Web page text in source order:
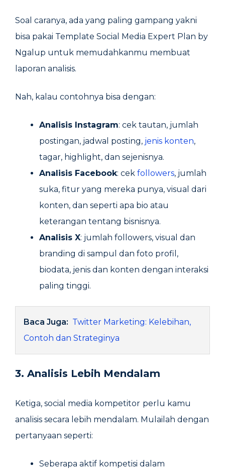
Soal caranya, ada yang paling gampang yakni
bisa pakai Template Social Media Expert Plan by
Ngalup untuk memudahkanmu membuat
laporan analisis.
Nah, kalau contohnya bisa dengan:
Analisis Instagram: cek tautan, jumlah
postingan, jadwal posting, jenis konten,
tagar, highlight, dan sejenisnya.
Analisis Facebook: cek followers, jumlah
suka, fitur yang mereka punya, visual dari
konten, dan seperti apa bio atau
keterangan tentang bisnisnya.
Analisis X: jumlah followers, visual dan
branding di sampul dan foto profil,
biodata, jenis dan konten dengan interaksi
paling tinggi.
Baca Juga: Twitter Marketing: Kelebihan,
Contoh dan Strateginya
3. Analisis Lebih Mendalam
Ketiga, social media kompetitor perlu kamu
analisis secara lebih mendalam. Mulailah dengan
pertanyaan seperti:
Seberapa aktif kompetisi dalam